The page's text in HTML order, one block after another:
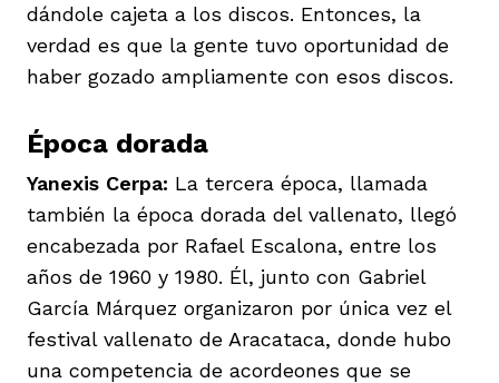
dándole cajeta a los discos. Entonces, la
verdad es que la gente tuvo oportunidad de
haber gozado ampliamente con esos discos.
Época dorada
Yanexis Cerpa: La tercera época, llamada
también la época dorada del vallenato, llegó
encabezada por Rafael Escalona, entre los
años de 1960 y 1980. Él, junto con Gabriel
García Márquez organizaron por única vez el
festival vallenato de Aracataca, donde hubo
una competencia de acordeones que se